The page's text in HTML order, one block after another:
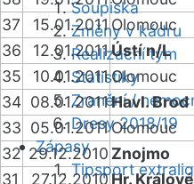
Soupiska
Změny v kádru
Realizační tým
Statistiky
Zranění /
Dresy 2018/19
Zápasy
Tipsport
37
15.01.2011Olomouc
36
12.01.2011Ústí n/L
35
10.01.2011Olomouc
34 08.01.2011Havl. Brod
33 05.01.2011Olomouc
32 29.12.2010 Znojmo
31
27.12.2010Hr. Králové